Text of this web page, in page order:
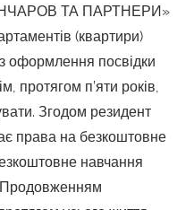
ТА ПАРТНЕРИ»
(квартири)
оформлення посвідки
протягом п’яти років,
Згодом резидент
права на безкоштовне
навчання
Продовженням